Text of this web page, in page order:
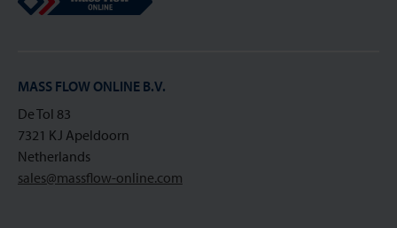
MASS FLOW ONLINE B.V.
De Tol 83
7321 KJ Apeldoorn
Netherlands
sales@massflow-online.com